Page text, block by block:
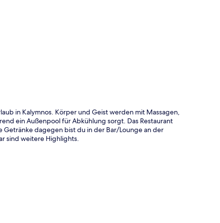
in Kalymnos. Körper und Geist werden mit Massagen,
ein Außenpool für Abkühlung sorgt. Das Restaurant
Getränke dagegen bist du in der Bar/Lounge an der
sind weitere Highlights.